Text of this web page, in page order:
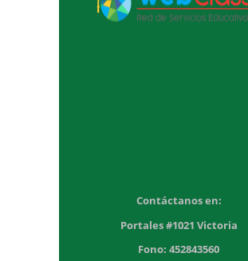
Contáctanos en:
Portales #1021 Victoria
Fono: 452843560